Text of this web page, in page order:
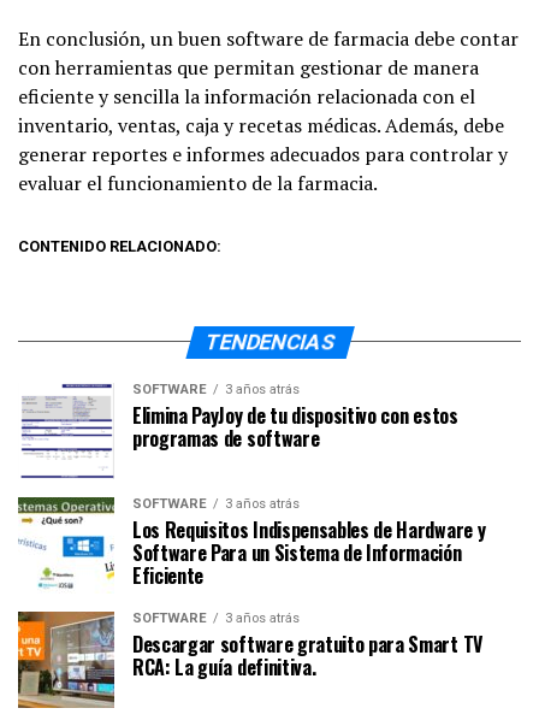
En conclusión, un buen software de farmacia debe contar
con herramientas que permitan gestionar de manera
eficiente y sencilla la información relacionada con el
inventario, ventas, caja y recetas médicas. Además, debe
generar reportes e informes adecuados para controlar y
evaluar el funcionamiento de la farmacia.
CONTENIDO RELACIONADO:
TENDENCIAS
SOFTWARE 3 años atrás
Elimina PayJoy de tu dispositivo con estos
programas de software
SOFTWARE 3 años atrás
Los Requisitos Indispensables de Hardware y
Software Para un Sistema de Información
Eficiente
SOFTWARE 3 años atrás
Descargar software gratuito para Smart TV
RCA: La guía definitiva.